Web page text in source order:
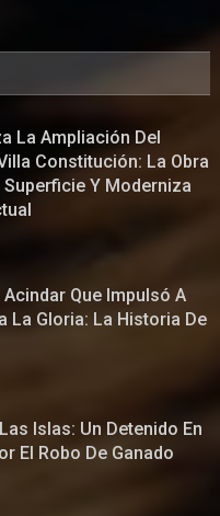
La Ampliación Del
Constitución: La Obra
Y Moderniza
Acindar Que Impulsó A
La Gloria: La Historia De
Islas: Un Detenido En
El Robo De Ganado